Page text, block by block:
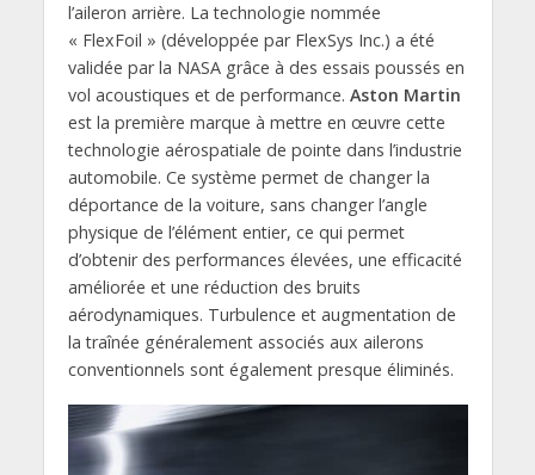
l’aileron arrière. La technologie nommée
« FlexFoil » (développée par FlexSys Inc.) a été
validée par la NASA grâce à des essais poussés en
vol acoustiques et de performance. Aston Martin
est la première marque à mettre en œuvre cette
technologie aérospatiale de pointe dans l’industrie
automobile. Ce système permet de changer la
déportance de la voiture, sans changer l’angle
physique de l’élément entier, ce qui permet
d’obtenir des performances élevées, une efficacité
améliorée et une réduction des bruits
aérodynamiques. Turbulence et augmentation de
la traînée généralement associés aux ailerons
conventionnels sont également presque éliminés.